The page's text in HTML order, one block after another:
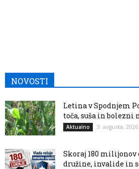
NOVOSTI
Letina v Spodnjem
toča, suša in bolezni
Aktualno 3. avgusta, 2026
Skoraj 180 milijonov
družine, invalide in